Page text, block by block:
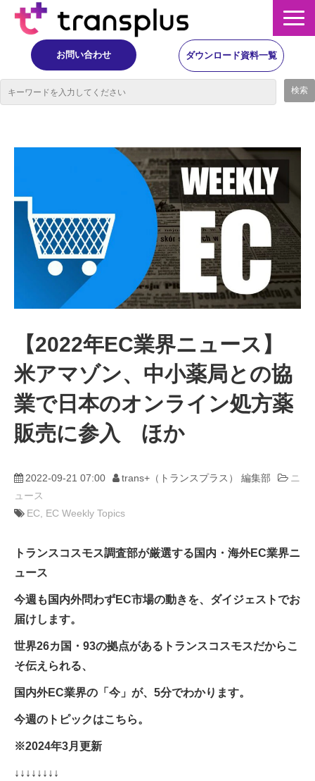
お問い合わせ ダウンロード資料一覧
イベント・レポート
ニュース
コラム
事例
動画
trans-DXプロデューサー
【2022年EC業界ニュース】
米アマゾン、中小薬局との協
業で日本のオンライン処方薬
販売に参入 ほか
2022-09-21 07:00 trans+（トランスプラス） 編集部
ニ
ュース
EC EC Weekly Topics
トランスコスモス調査部が厳選する国内・海外EC業界ニ
ュース
今週も国内外問わずEC市場の動きを、ダイジェストでお
届けします。
世界26カ国・93の拠点があるトランスコスモスだからこ
そ伝えられる、
国内外EC業界の「今」が、5分でわかります。
今週のトピックはこちら。
※2024年3月更新
↓↓↓↓↓↓↓↓